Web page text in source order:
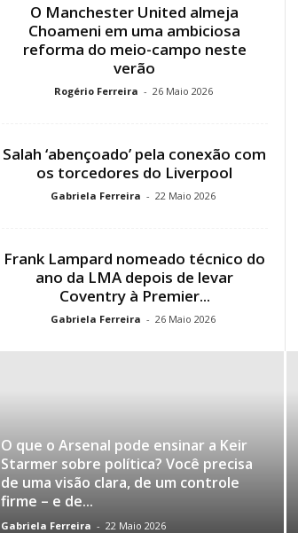
O Manchester United almeja
Choameni em uma ambiciosa
reforma do meio-campo neste
verão
Rogério Ferreira - 26 Maio 2026
Salah ‘abençoado’ pela conexão com
os torcedores do Liverpool
Gabriela Ferreira - 22 Maio 2026
Frank Lampard nomeado técnico do
ano da LMA depois de levar
Coventry à Premier...
Gabriela Ferreira - 26 Maio 2026
O que o Arsenal pode ensinar a Keir
Starmer sobre política? Você precisa
de uma visão clara, de um controle
firme – e de...
Gabriela Ferreira - 22 Maio 2026